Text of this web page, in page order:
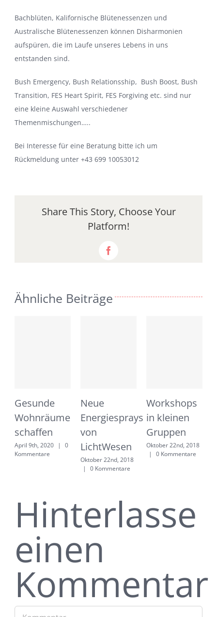
Bachblüten, Kalifornische Blütenessenzen und
Australische Blütenessenzen können Disharmonien
aufspüren, die im Laufe unseres Lebens in uns
entstanden sind.
Bush Emergency, Bush Relationsship, Bush Boost, Bush
Transition, FES Heart Spirit, FES Forgiving etc. sind nur
eine kleine Auswahl verschiedener
Themenmischungen…..
Bei Interesse für eine Beratung bitte ich um
Rückmeldung unter +43 699 10053012
Share This Story, Choose Your
Platform!
Facebook
Ähnliche Beiträge
Gesunde
Wohnräume
schaffen
April 9th, 2020 |
0
Kommentare
Neue
Energiesprays
von
LichtWesen
Oktober 22nd, 2018
|
0 Kommentare
Workshops
in kleinen
Gruppen
Oktober 22nd, 2018
|
0 Kommentare
Hinterlasse
einen
Kommentar